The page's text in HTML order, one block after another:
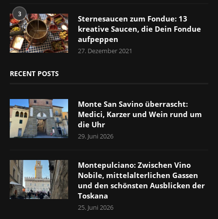
3
Sternesaucen zum Fondue: 13
kreative Saucen, die Dein Fondue
aufpeppen
27. Dezember 2021
RECENT POSTS
Monte San Savino überrascht:
Medici, Karzer und Wein rund um
die Uhr
29. Juni 2026
Montepulciano: Zwischen Vino
Nobile, mittelalterlichen Gassen
und den schönsten Ausblicken der
Toskana
25. Juni 2026